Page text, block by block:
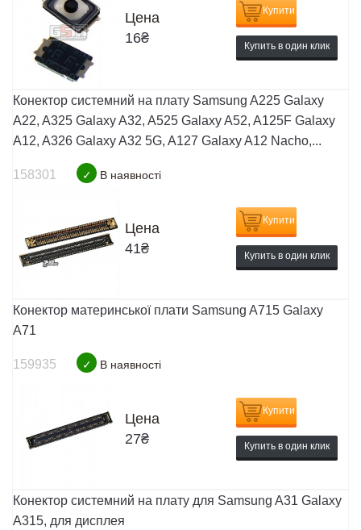
Цена
16₴
Купити
Купить в один клик
Конектор системний на плату Samsung A225 Galaxy
A22, A325 Galaxy A32, A525 Galaxy A52, A125F Galaxy
A12, A326 Galaxy A32 5G, A127 Galaxy A12 Nacho,...
158301 ✓ В наявності
Цена
41₴
Купити
Купить в один клик
Конектор материнської плати Samsung A715 Galaxy
A71
159935 ✓ В наявності
Цена
27₴
Купити
Купить в один клик
Конектор системний на плату для Samsung A31 Galaxy
A315, для дисплея